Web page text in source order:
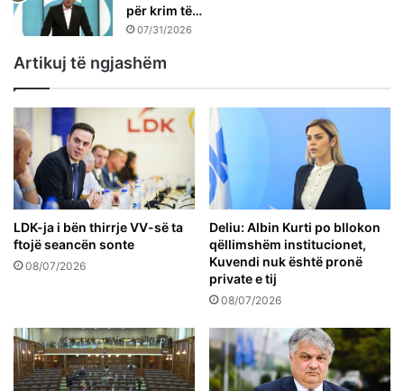
për krim të…
07/31/2026
Artikuj të ngjashëm
LDK-ja i bën thirrje VV-së ta
ftojë seancën sonte
08/07/2026
Deliu: Albin Kurti po bllokon
qëllimshëm institucionet,
Kuvendi nuk është pronë
private e tij
08/07/2026